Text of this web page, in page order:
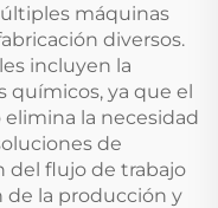
máquinas
diversos.
incluyen la
químicos, ya que el
la necesidad
de
del flujo de trabajo
de la producción y